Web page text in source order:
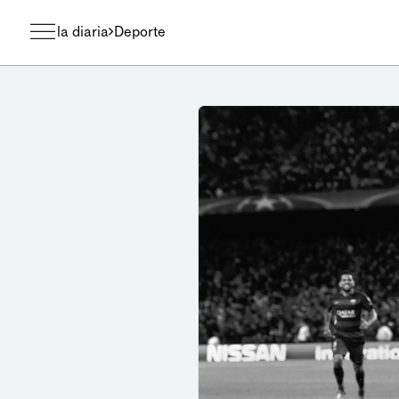
la diaria Deporte